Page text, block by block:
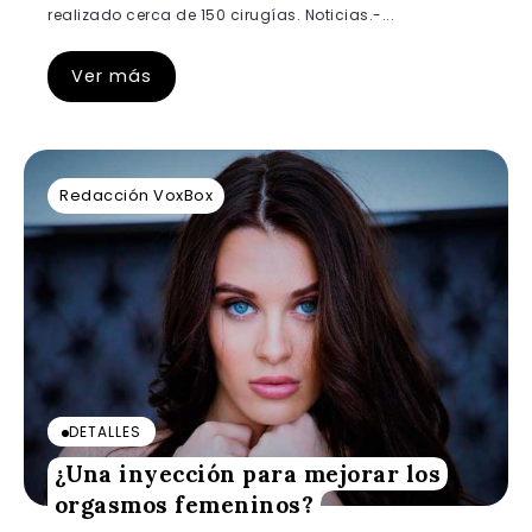
realizado cerca de 150 cirugías. Noticias.-...
Ver más
Redacción VoxBox
DETALLES
¿Una inyección para mejorar los
orgasmos femeninos?